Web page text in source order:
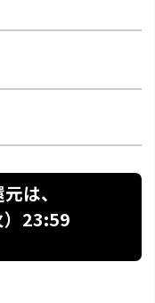
は、
23:59